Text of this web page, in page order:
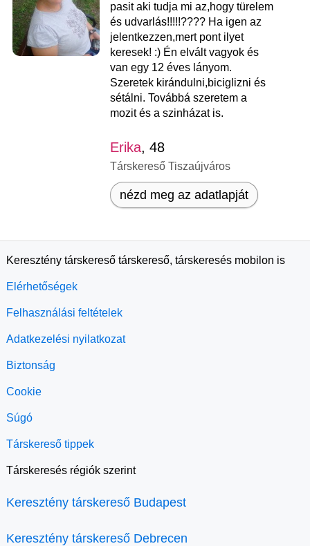
pasit aki tudja mi az,hogy türelem
és udvarlás!!!!!???? Ha igen az
jelentkezzen,mert pont ilyet
keresek! :) Én elvált vagyok és
van egy 12 éves lányom.
Szeretek kirándulni,biciglizni és
sétálni. Továbbá szeretem a
mozit és a szinházat is.
Erika, 48
Társkereső Tiszaújváros
nézd meg az adatlapját
Keresztény társkereső társkereső, társkeresés mobilon is
Elérhetőségek
Felhasználási feltételek
Adatkezelési nyilatkozat
Biztonság
Cookie
Súgó
Társkereső tippek
Társkeresés régiók szerint
Keresztény társkereső Budapest
Keresztény társkereső Debrecen